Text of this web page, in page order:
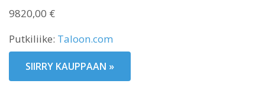
9820,00 €
Putkiliike: Taloon.com
SIIRRY KAUPPAAN »